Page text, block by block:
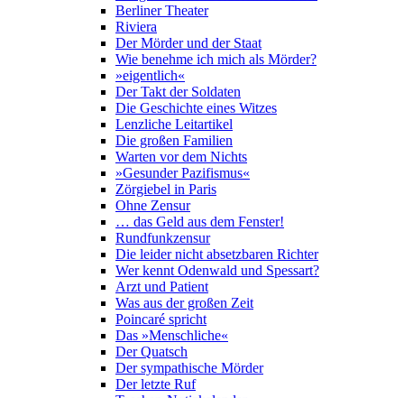
Berliner Theater
Riviera
Der Mörder und der Staat
Wie benehme ich mich als Mörder?
»eigentlich«
Der Takt der Soldaten
Die Geschichte eines Witzes
Lenzliche Leitartikel
Die großen Familien
Warten vor dem Nichts
»Gesunder Pazifismus«
Zörgiebel in Paris
Ohne Zensur
… das Geld aus dem Fenster!
Rundfunkzensur
Die leider nicht absetzbaren Richter
Wer kennt Odenwald und Spessart?
Arzt und Patient
Was aus der großen Zeit
Poincaré spricht
Das »Menschliche«
Der Quatsch
Der sympathische Mörder
Der letzte Ruf